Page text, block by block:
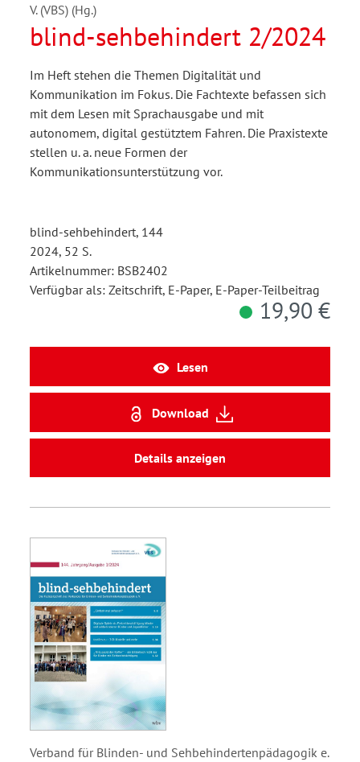
V. (VBS) (Hg.)
blind-sehbehindert 2/2024
Im Heft stehen die Themen Digitalität und
Kommunikation im Fokus. Die Fachtexte befassen sich
mit dem Lesen mit Sprachausgabe und mit
autonomem, digital gestütztem Fahren. Die Praxistexte
stellen u. a. neue Formen der
Kommunikationsunterstützung vor.
blind-sehbehindert, 144
2024, 52 S.
Artikelnummer: BSB2402
Verfügbar als: Zeitschrift, E-Paper, E-Paper-Teilbeitrag
19,90 €
Lesen
Download
Details anzeigen
Verband für Blinden- und Sehbehindertenpädagogik e.